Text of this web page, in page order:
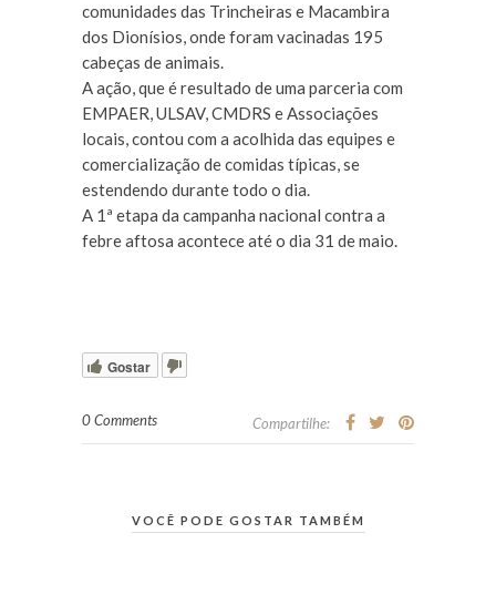
comunidades das Trincheiras e Macambira
dos Dionísios, onde foram vacinadas 195
cabeças de animais.
A ação, que é resultado de uma parceria com
EMPAER, ULSAV, CMDRS e Associações
locais, contou com a acolhida das equipes e
comercialização de comidas típicas, se
estendendo durante todo o dia.
A 1ª etapa da campanha nacional contra a
febre aftosa acontece até o dia 31 de maio.
Gostar
0 Comments Compartilhe:
VOCÊ PODE GOSTAR TAMBÉM